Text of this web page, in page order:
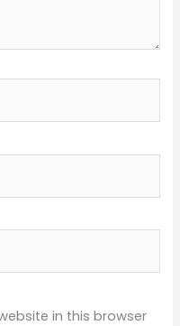
in this browser